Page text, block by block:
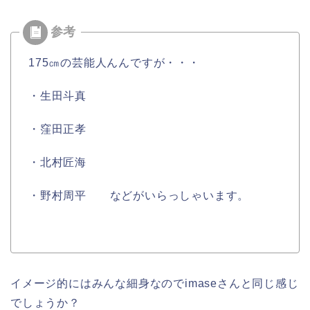
175㎝の芸能人んんですが・・・
・生田斗真
・窪田正孝
・北村匠海
・野村周平 などがいらっしゃいます。
イメージ的にはみんな細身なのでimaseさんと同じ感じ
でしょうか？